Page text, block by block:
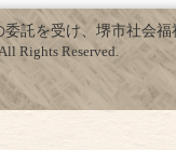
託を受け、堺市社会
Rights Reserved.